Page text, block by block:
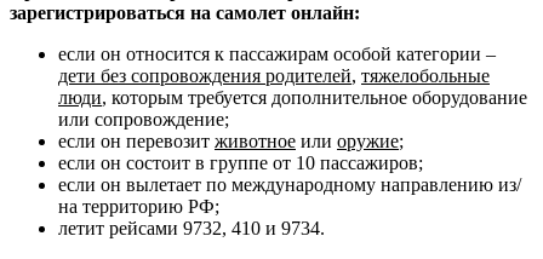
зарегистрироваться на самолет онлайн:
если он относится к пассажирам особой категории –
дети без сопровождения родителей, тяжелобольные
люди, которым требуется дополнительное оборудование
или сопровождение;
если он перевозит животное или оружие;
если он состоит в группе от 10 пассажиров;
если он вылетает по международному направлению из/
на территорию РФ;
летит рейсами 9732, 410 и 9734.